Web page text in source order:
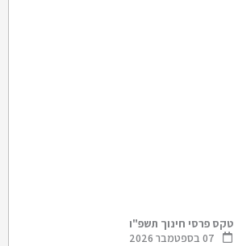
טקס פרסי חינוך תשפ"ו
07 בספטמבר 2026